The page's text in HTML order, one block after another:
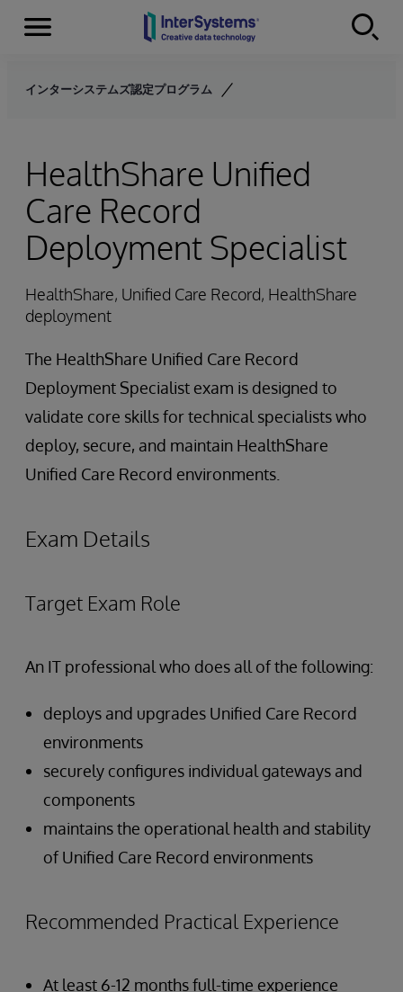
Skip to content
Menu
インターシステムズ認定プログラム
HealthShare Unified
Care Record
Deployment Specialist
HealthShare, Unified Care Record, HealthShare
deployment
The HealthShare Unified Care Record
Deployment Specialist exam is designed to
validate core skills for technical specialists who
deploy, secure, and maintain HealthShare
Unified Care Record environments.
Exam Details
Target Exam Role
An IT professional who does all of the following:
deploys and upgrades Unified Care Record
environments
securely configures individual gateways and
components
maintains the operational health and stability
of Unified Care Record environments
Recommended Practical Experience
At least 6-12 months full-time experience